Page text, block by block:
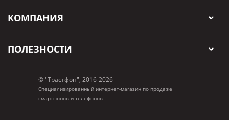
КОМПАНИЯ
ПОЛЕЗНОСТИ
© "Трастфон", 2016-2026
Специализированный интернет-магазин по продаже
смартфонов и телефонов